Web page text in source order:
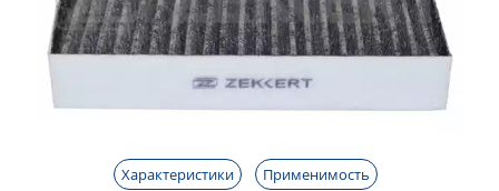
Характеристики Применимость